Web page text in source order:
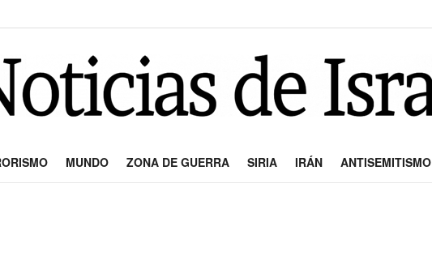
MUNDO ZONA DE GUERRA SIRIA IRÁN ANTISEMITISMO